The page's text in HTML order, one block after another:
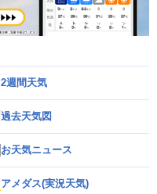
2週間天気
過去天気図
お天気ニュース
アメダス(実況天気)